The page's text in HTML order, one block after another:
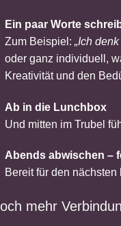
Ein paar Worte
Zum Beispiel: „Ich
oder ganz individuell,
Kreativität und den
Ab in die Lunchbox
Und mitten im Trubel
Abends abwischen –
Bereit für den nächsten
mehr